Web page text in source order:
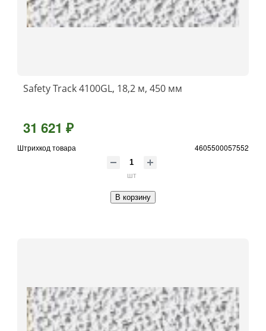
Safety Track 4100GL, 18,2 м, 450 мм
31 621 ₽
Штрихкод товара 4605500057552
шт
В корзину